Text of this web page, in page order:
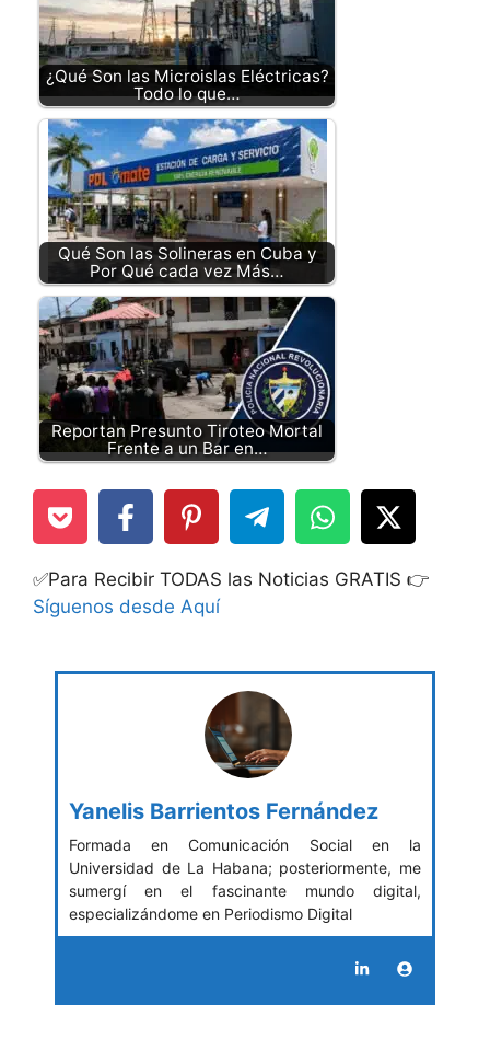
¿Qué Son las Microislas Eléctricas?
Todo lo que…
Qué Son las Solineras en Cuba y
Por Qué cada vez Más…
Reportan Presunto Tiroteo Mortal
Frente a un Bar en…
✅Para Recibir TODAS las Noticias GRATIS 👉
Síguenos desde Aquí
Yanelis Barrientos Fernández
Formada en Comunicación Social en la
Universidad de La Habana; posteriormente, me
sumergí en el fascinante mundo digital,
especializándome en Periodismo Digital